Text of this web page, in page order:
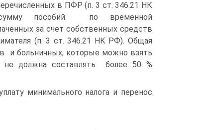
в ПФР (п. 3 ст. 346.21 НК
пособий по временной
за счет собственных средств
(п. 3 ст. 346.21 НК РФ). Общая
и больничных, которые можно взять
не должна составлять более 50 %
минимального налога и перенос